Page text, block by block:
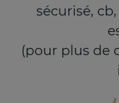
sécurisé,
(pour plus de